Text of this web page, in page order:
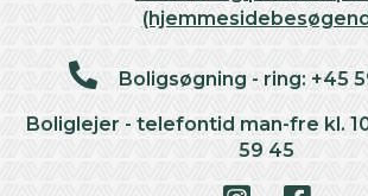
Boligsøgning - ring: +45
Boliglejer - telefontid man-fre kl.
59 45